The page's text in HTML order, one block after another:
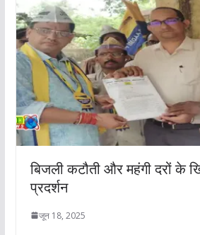
बिजली कटौती और महंगी दरों के
प्रदर्शन
जून 18, 2025